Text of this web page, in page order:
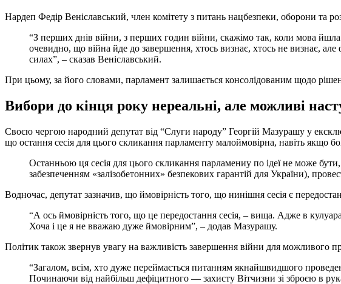
Нардеп Федір Веніславський, член комітету з питань нацбезпеки, оборони та
“З перших днів війни, з перших годин війни, скажімо так, коли мова йшла
очевидно, що війна йде до завершення, хтось визнає, хтось не визнає,
силах”, – сказав Веніславський.
При цьому, за його словами, парламент залишається консолідованим щодо
Вибори до кінця року нереальні, але можливі
Своєю чергою народний депутат від “Слуги народу” Георгій Мазурашу у
що остання сесія для цього скликання парламенту малоймовірна, навіть якщо
Останньою ця сесія для цього скликання парламениу по ідеї не може
забезпеченням «залізобетонних» безпекових гарантій для України),
Водночас, депутат зазначив, що ймовірність того, що нинішня сесія є
“А ось ймовірність того, що це передостання сесія, – вища. Адже в
Хоча і це я не вважаю дуже ймовірним”, – додав Мазурашу.
Політик також звернув увагу на важливість завершення війни для можливого
“Загалом, всім, хто дуже переймається питанням якнайшвидшого
Починаючи від найбільш дефіцитного — захисту Вітчизни зі зброєю в